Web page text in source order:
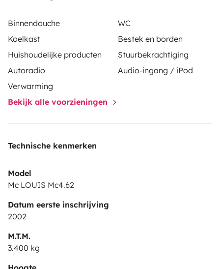
Binnendouche
WC
Koelkast
Bestek en borden
Huishoudelijke producten
Stuurbekrachtiging
Autoradio
Audio-ingang / iPod
Verwarming
Bekijk alle voorzieningen
Technische kenmerken
Model
Mc LOUIS Mc4.62
Datum eerste inschrijving
2002
M.T.M.
3.400 kg